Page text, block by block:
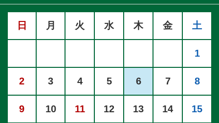
日 月 火 水 木 金 土
1
2 3 4 5 6 7 8
9 10 11 12 13 14 15